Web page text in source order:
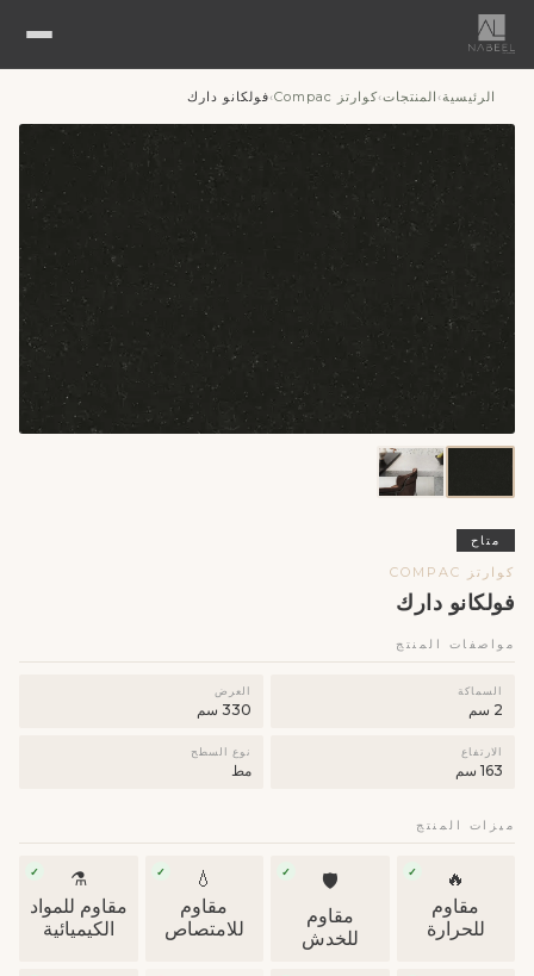
الرئيسية›المنتجات›كوارتز Compac ›فولكانو دارك
متاح
كوارتز COMPAC
فولكانو دارك
مواصفات المنتج
السماكة
2 سم
العرض
330 سم
الارتفاع
163 سم
نوع السطح
مط
ميزات المنتج
🔥
✓
مقاوم
للحرارة
🛡
✓
مقاوم
للخدش
💧
✓
مقاوم
للامتصاص
⚗️
✓
مقاوم للمواد
الكيميائية